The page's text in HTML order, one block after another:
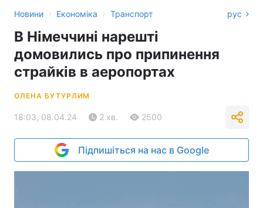
Новини › Економіка › Транспорт рус
В Німеччині нарешті
домовились про припинення
страйків в аеропортах
ОЛЕНА БУТУРЛИМ
18:03, 08.04.24 2 хв. 2500
Підпишіться на нас в Google